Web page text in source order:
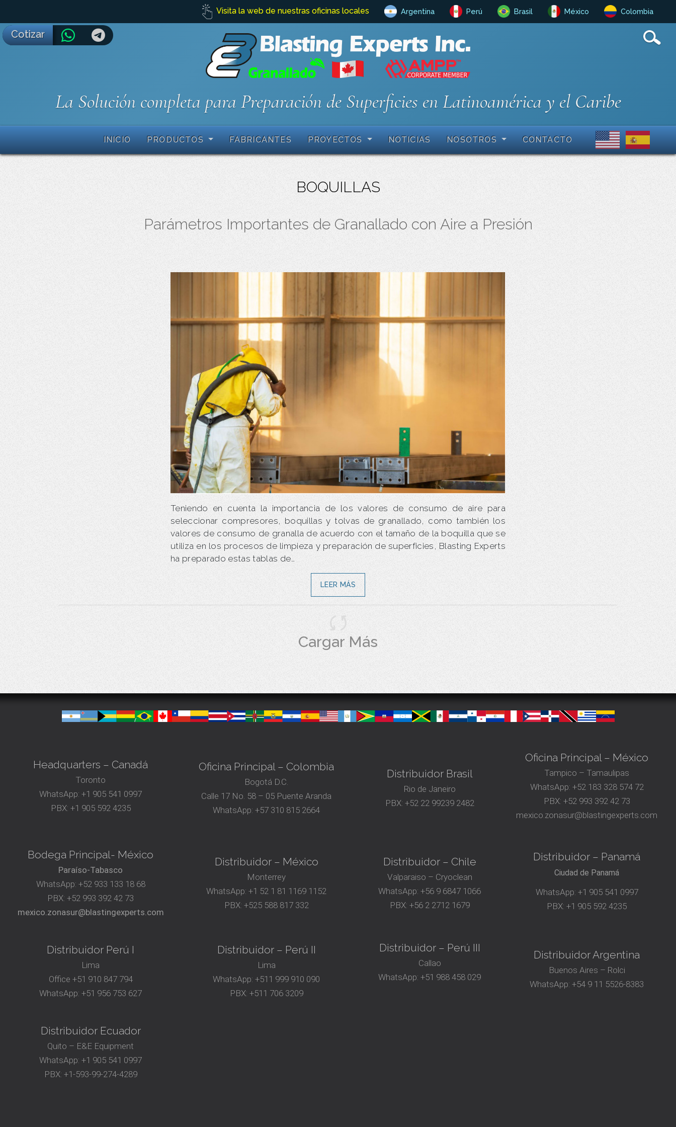
Visita la web de nuestras oficinas locales Argentina Perú Brasil México Colombia
La Solución completa para Preparación de Superficies en Latinoamérica y el Caribe
INICIO PRODUCTOS FABRICANTES PROYECTOS NOTICIAS NOSOTROS CONTACTO
BOQUILLAS
Parámetros Importantes de Granallado con Aire a Presión
Teniendo en cuenta la importancia de los valores de consumo de aire para
seleccionar compresores, boquillas y tolvas de granallado, como también los
valores de consumo de granalla de acuerdo con el tamaño de la boquilla que se
utiliza en los procesos de limpieza y preparación de superficies, Blasting Experts
ha preparado estas tablas de…
LEER MÁS
Cargar Más
Cotizar
Headquarters – Canadá
Toronto
WhatsApp: +1 905 541 0997
PBX: +1 905 592 4235
Oficina Principal – Colombia
Bogotá D.C.
Calle 17 No. 58 – 05 Puente Aranda
WhatsApp: +57 310 815 2664
Distribuidor Brasil
Rio de Janeiro
PBX: +52 22 99239 2482
Oficina Principal – México
Tampico – Tamaulipas
WhatsApp: +52 183 328 574 72
PBX: +52 993 392 42 73
mexico.zonasur@blastingexperts.com
Bodega Principal- México
Paraíso-Tabasco
WhatsApp: +52 933 133 18 68
PBX:+52 993 392 42 73
mexico.zonasur@blastingexperts.com
Distribuidor – México
Monterrey
WhatsApp: +1 52 1 81 1169 1152
PBX: +525 588 817 332
Distribuidor – Chile
Valparaiso – Cryoclean
WhatsApp: +56 9 6847 1066
PBX: +56 2 2712 1679
Distribuidor – Panamá
Ciudad de Panamá
WhatsApp: +1 905 541 0997
PBX:+1 905 592 4235
Distribuidor Perú I
Lima
Office +51 910 847 794‬
WhatsApp:+51 956 753 627
Distribuidor – Perú II
Lima
WhatsApp: +511 999 910 090
PBX: +511 706 3209
Distribuidor – Perú III
Callao
WhatsApp: +51 988 458 029
Distribuidor Argentina
Buenos Aires – Rolci
WhatsApp:+54 9 11 5526-8383
Distribuidor Ecuador
Quito – E&E Equipment
WhatsApp: +1 905 541 0997
PBX: +1-593-99-274-4289